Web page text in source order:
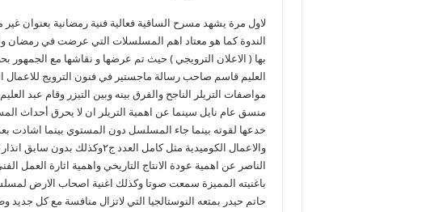
لاول مرة يشهد مسرح الساقية فعالية فنية رمضانية بعنوان
الندوة كما هو معتاد اهم المسلسلات التي عرضت في رمضان
بها ( الاعلان الترويجي ) حيث تم عرضها و نقاشها مع
العليم قاسم صاحب رسالة ماجستير في فنون الترويج للاعمال
مواصفات التريلر الناجح والفرق بينه وبين التيزر وقام عبد
منسق عام نايل سينما عن اهمية التريلر ان لا يحرق أحداث
خدعها لقوته بينما جاء المسلسل دون المستوي بينما اشادت
والاعمال الكوميدية مثل كامل
الناصر عن اهمية عودة الانتاج التاريخي واهمية اثارة العمل
باغنيته المميزة سمعت صوتا وكذلك اغنية اصحاب الارض
حاتم حيدر بمتعه النوستالجيا التي لاتزال منافسة مع كل